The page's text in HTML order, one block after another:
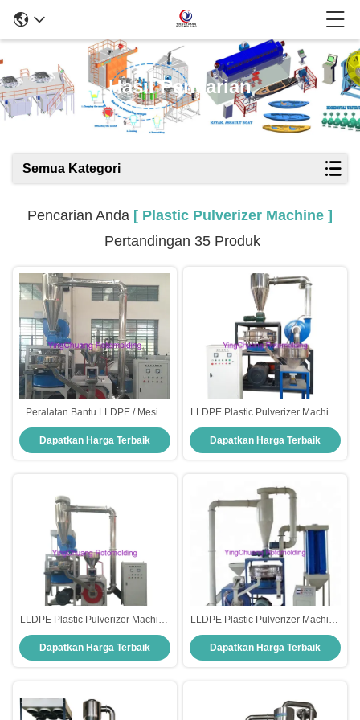
Hasil Pencarian
Semua Kategori
Pencarian Anda [ Plastic Pulverizer Machine ]
Pertandingan 35 Produk
Peralatan Bantu LLDPE / Mesin
Semprot Plastik Untuk Produk
Rotomolding
Dapatkan Harga Terbaik
LLDPE Plastic Pulverizer Machine
For Rotomolding Products, Etc.
Dapatkan Harga Terbaik
LLDPE Plastic Pulverizer Machine
For Rotomolding Products, Etc.
Dapatkan Harga Terbaik
LLDPE Plastic Pulverizer Machine
For Rotomolding Products, Etc.
Dapatkan Harga Terbaik